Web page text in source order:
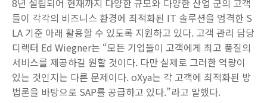
8년 설립되어 현재까지 다양한 규모와 다양한 산업 군의 고객
들이 각각의 비즈니스 환경에 최적화된 IT 솔루션을 엄격한 S
LA 기준 아래 활용할 수 있도록 지원하고 있다. 고객 관리 담당
디렉터 Ed Wiegner는 “모든 기업들이 고객에게 최고 품질의
서비스를 제공하길 원할 것이다. 다만 실제로 그러한 역량이
있는 것인지는 다른 문제이다. oXya는 각 고객에 최적화된 방
법론을 바탕으로 SAP를 공급하고 있다.”라고 말했다.